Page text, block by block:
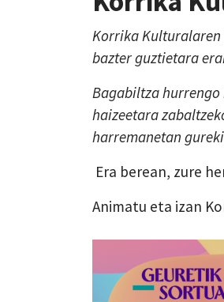
Korrika
bazter guztietara
Bagabiltza
haizeetara
harremanetan
Era berean, zure
Animatu eta izan